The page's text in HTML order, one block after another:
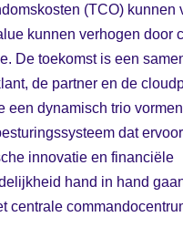
(TCO) kunnen
kunnen verhogen door
De toekomst is een
de partner en de
een dynamisch trio
dat
innovatie en financiële
hand in hand
centrale